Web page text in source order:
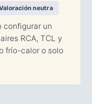
neutra
configurar un
RCA, TCL y
frío-calor o solo